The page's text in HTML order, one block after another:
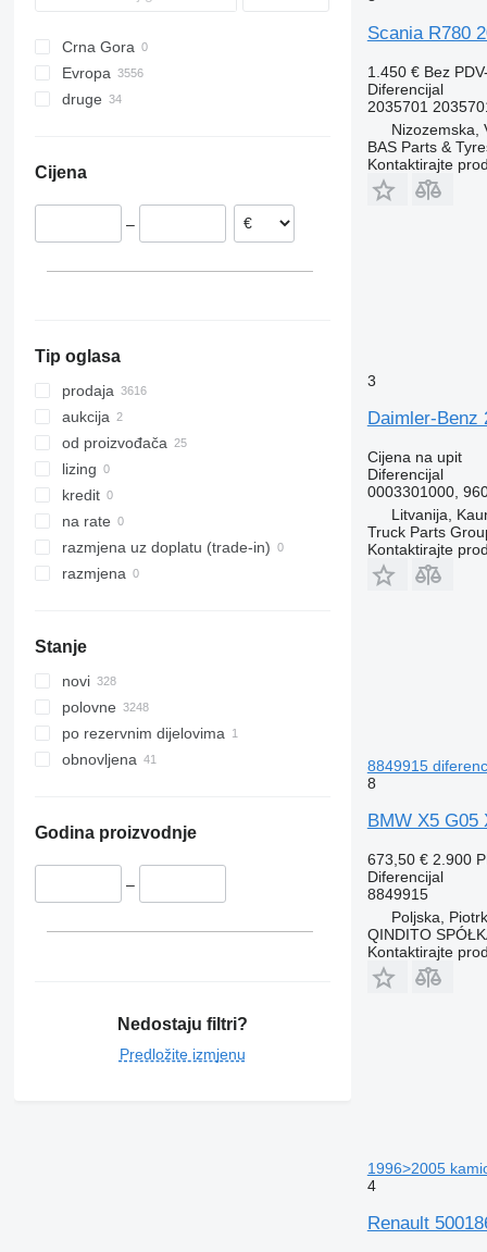
S-Class
Sprinter
Tourismo
Premium
T-series
FM
FMX
VNL
Crna Gora
Evropa
Rumunija
Poljska
Portugalija
druge
Cijena
–
Tip oglasa
prodaja
aukcija
od proizvođača
lizing
kredit
na rate
razmjena uz doplatu (trade-in)
razmjena
Stanje
novi
polovne
po rezervnim dijelovima
obnovljena
Godina proizvodnje
–
Nedostaju filtri?
Predložite izmjenu
Scania R780
1.450 € Bez
Diferencijal
2035701
Nizozemska,
BAS Parts &
Kontaktirajte
3
Daimler-Benz
Cijena na upit
Diferencijal
0003301000,
Litvanija,
Truck Parts
Kontaktirajte
8849915
8
BMW X5 G05
673,50 € 2.900
Diferencijal
8849915
Poljska,
QINDITO
Kontaktirajte
1996>2005
4
Renault